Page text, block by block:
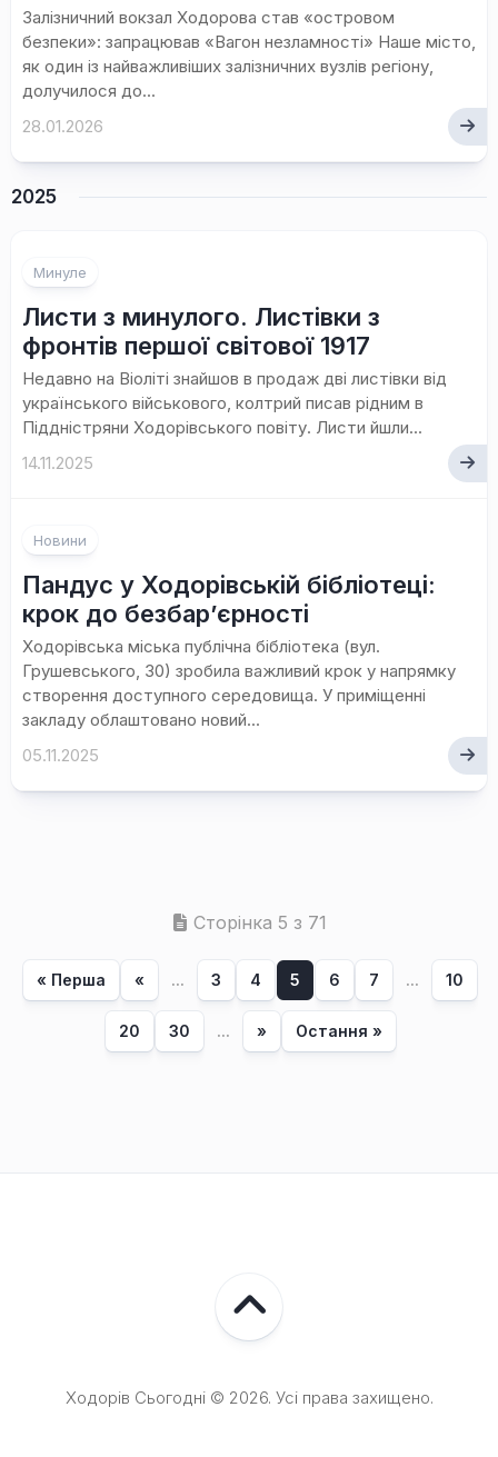
Залізничний вокзал Ходорова став «островом
безпеки»: запрацював «Вагон незламності» Наше місто,
як один із найважливіших залізничних вузлів регіону,
долучилося до...
28.01.2026
2025
Минуле
Листи з минулого. Листівки з
фронтів першої світової 1917
Недавно на Віоліті знайшов в продаж дві листівки від
українського військового, колтрий писав рідним в
Піддністряни Ходорівського повіту. Листи йшли...
14.11.2025
Новини
Пандус у Ходорівській бібліотеці:
крок до безбар’єрності
Ходорівська міська публічна бібліотека (вул.
Грушевського, 30) зробила важливий крок у напрямку
створення доступного середовища. У приміщенні
закладу облаштовано новий...
05.11.2025
Сторінка 5 з 71
« Перша « ... 3 4 5 6 7 ... 10
20 30 ... » Остання »
Ходорів Сьогодні © 2026. Усі права захищено.